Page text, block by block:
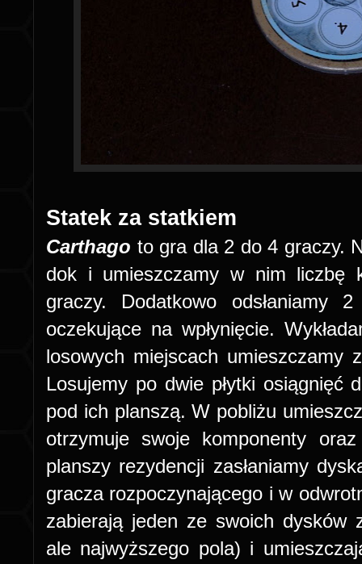
Statek za statkiem
Carthago to gra dla 2 do 4 graczy.
dok i umieszczamy w nim liczbę
graczy. Dodatkowo
oczekujące na wpłynięcie.
losowych miejscach umieszczamy
Losujemy po dwie płytki osiągnięć
pod ich planszą. W pobliżu
otrzymuje swoje komponenty
planszy rezydencji zasłaniamy
gracza rozpoczynającego i w
zabierają jeden ze swoich dysków
ale najwyższego pola) i